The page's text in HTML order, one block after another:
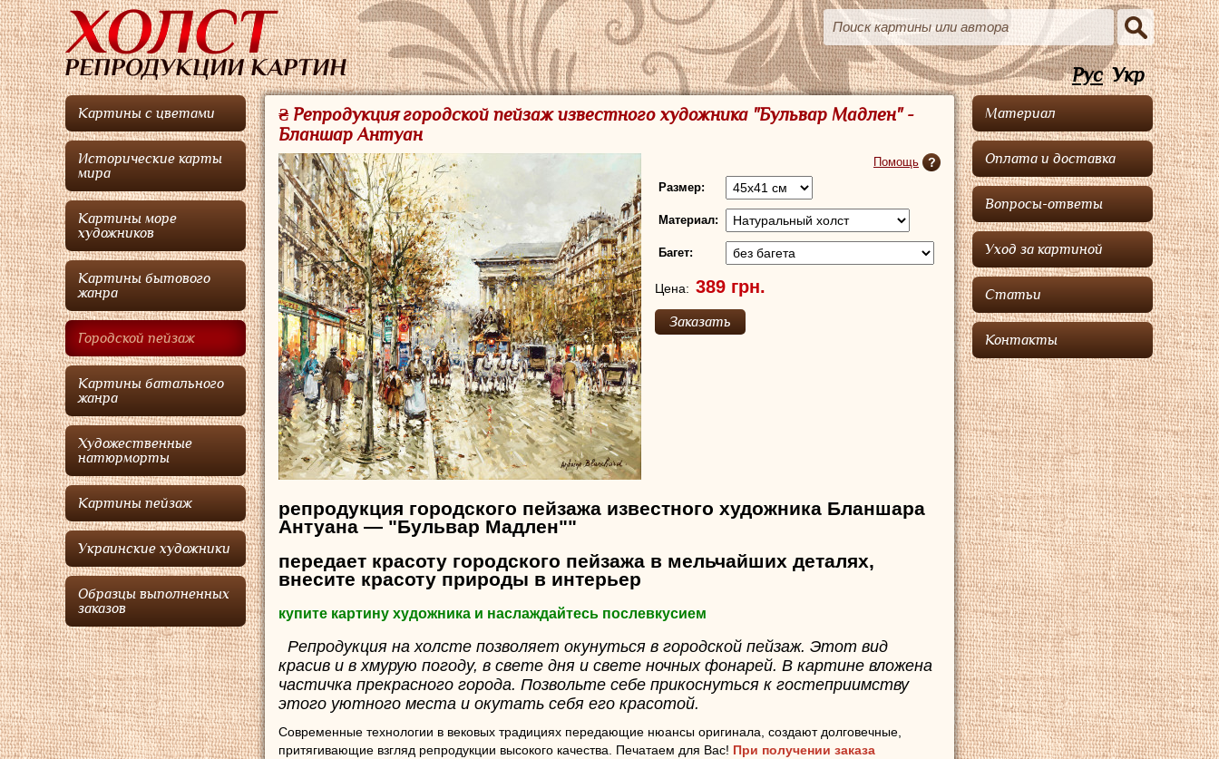
Рус Укр
Картины с цветами
Исторические карты
мира
Картины море
художников
Картины бытового
жанра
Городской пейзаж
Картины батального
жанра
Художественные
натюрморты
Картины пейзаж
Украинские художники
Образцы выполненных
заказов
₴ Репродукция городской пейзаж известного художника "Бульвар Мадлен" -
Бланшар Антуан
Помощь
Размер:
Материал:
Багет:
Цена:
репродукция городского пейзажа известного художника Бланшара
Антуана — "Бульвар Мадлен""
передает красоту городского пейзажа в мельчайших деталях,
внесите красоту природы в интерьер
купите картину художника и наслаждайтесь послевкусием
Репродукция на холсте позволяет окунуться в городской пейзаж. Этот вид
красив и в хмурую погоду, в свете дня и свете ночных фонарей. В картине вложена
частичка прекрасного города. Позвольте себе прикоснуться к гостеприимству
этого уютного места и окутать себя его красотой.
Современные технологии в вековых традициях передающие нюансы оригинала, создают долговечные,
притягивающие взгляд репродукции высокого качества. Печатаем для Вас! При получении заказа
Материал
Оплата и доставка
Вопросы-ответы
Уход за картиной
Статьи
Контакты